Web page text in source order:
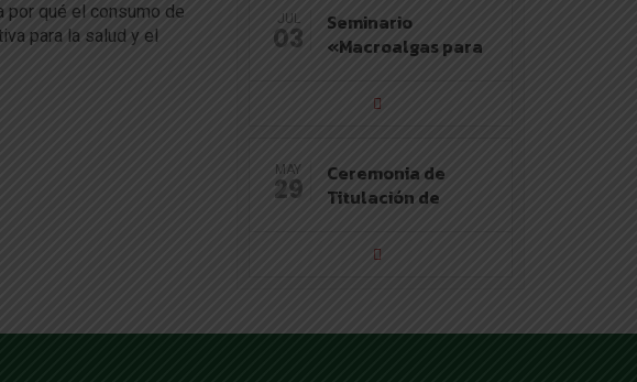
qué el consumo de
para la salud y el
JUL
03
Seminario
«Macroalgas para
MAY
29
Ceremonia de
Titulación de